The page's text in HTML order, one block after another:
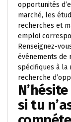
opportunités
marché, les
recherches et
emploi
Renseignez-
événements de
spécifiques à la
recherche
si tu